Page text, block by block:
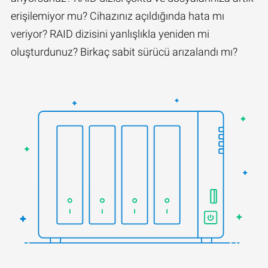
erişilemiyor mu? Cihazınız açıldığında hata mı
veriyor? RAID dizisini yanlışlıkla yeniden mi
oluşturdunuz? Birkaç sabit sürücü arızalandı mı?